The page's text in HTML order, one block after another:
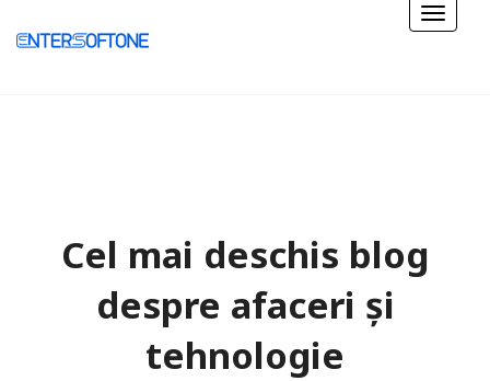
Cel mai deschis blog
despre afaceri și
tehnologie